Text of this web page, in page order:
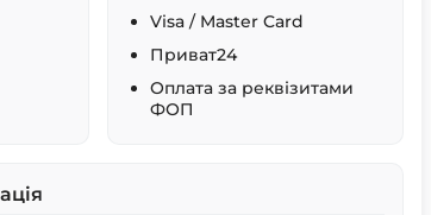
Visa / Master Card
Приват24
Оплата за реквізитами
ФОП